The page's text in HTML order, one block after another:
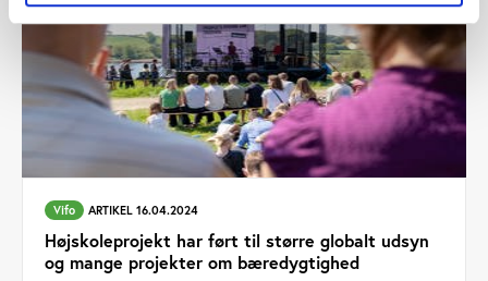
Vifo ARTIKEL 16.04.2024
Højskoleprojekt har ført til større globalt udsyn
og mange projekter om bæredygtighed